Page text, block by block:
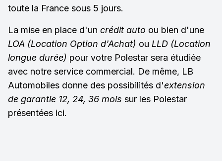
toute la France sous 5 jours.
La mise en place d'un crédit auto ou bien d'une
LOA (Location Option d'Achat) ou LLD (Location
longue durée) pour votre Polestar sera étudiée
avec notre service commercial. De même, LB
Automobiles donne des possibilités d'extension
de garantie 12, 24, 36 mois sur les Polestar
présentées ici.